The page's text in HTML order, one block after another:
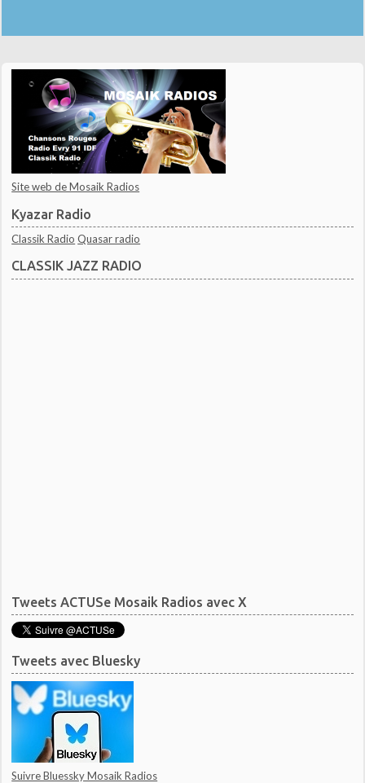
Site web de Mosaik Radios
Kyazar Radio
Classik Radio Quasar radio
CLASSIK JAZZ RADIO
Tweets ACTUSe Mosaik Radios avec X
Tweets avec Bluesky
Suivre Bluessky Mosaik Radios